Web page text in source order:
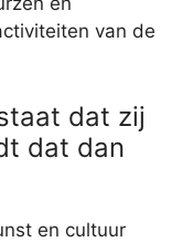
van de
dat zij
dat dan
en cultuur